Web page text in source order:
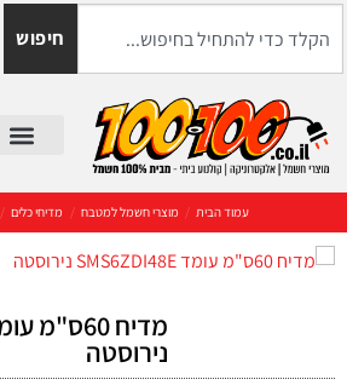
חיפוש
עמוד הבית / מוצרי חשמל למטבח / מדיחי כלים /
נירוסטה